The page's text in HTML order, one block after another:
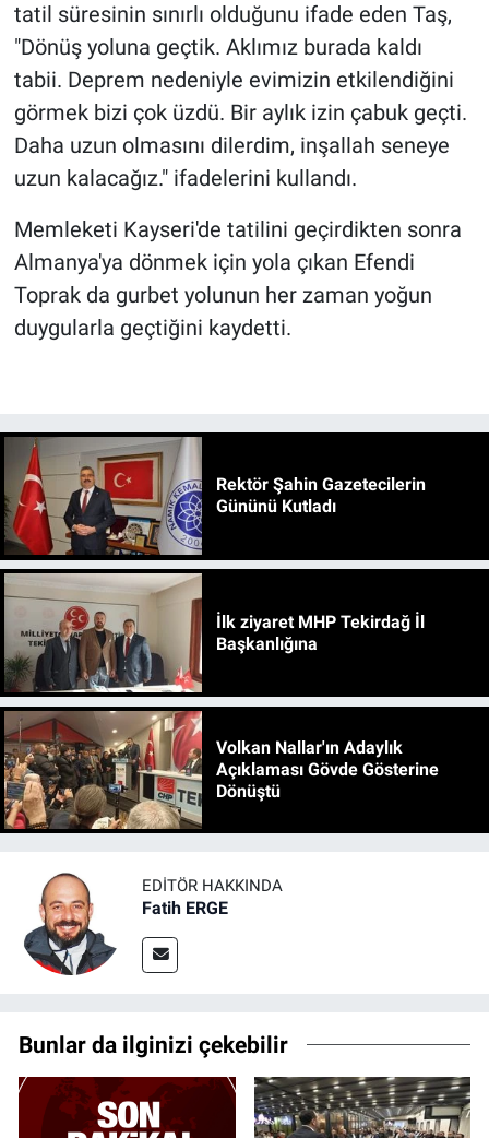
tatil süresinin sınırlı olduğunu ifade eden Taş,
"Dönüş yoluna geçtik. Aklımız burada kaldı
tabii. Deprem nedeniyle evimizin etkilendiğini
görmek bizi çok üzdü. Bir aylık izin çabuk geçti.
Daha uzun olmasını dilerdim, inşallah seneye
uzun kalacağız." ifadelerini kullandı.
Memleketi Kayseri'de tatilini geçirdikten sonra
Almanya'ya dönmek için yola çıkan Efendi
Toprak da gurbet yolunun her zaman yoğun
duygularla geçtiğini kaydetti.
Rektör Şahin Gazetecilerin
Gününü Kutladı
İlk ziyaret MHP Tekirdağ İl
Başkanlığına
Volkan Nallar'ın Adaylık
Açıklaması Gövde Gösterine
Dönüştü
EDITÖR HAKKINDA
Fatih ERGE
Bunlar da ilginizi çekebilir